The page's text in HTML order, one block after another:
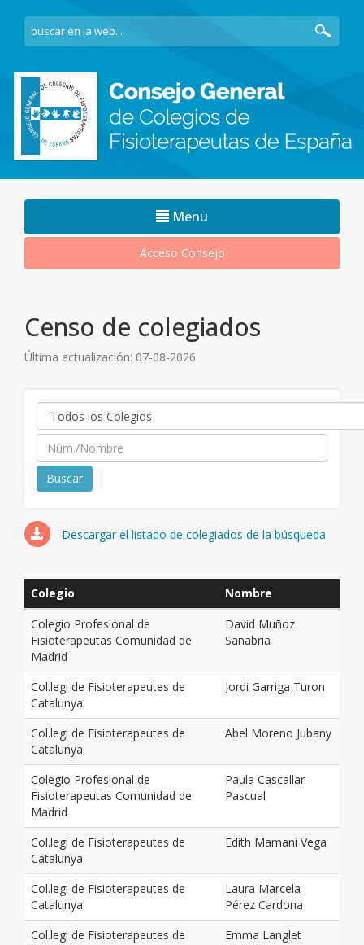
Navegacion
movil
Menu
Acceso Consejo
Censo de colegiados
Última actualización: 07-08-2026
Descargar el listado de colegiados de la búsqueda
Colegio
Nombre
Colegio Profesional de
Fisioterapeutas Comunidad de
Madrid
David Muñoz
Sanabria
Col.legi de Fisioterapeutes de
Catalunya
Jordi Garriga Turon
Col.legi de Fisioterapeutes de
Catalunya
Abel Moreno Jubany
Colegio Profesional de
Fisioterapeutas Comunidad de
Madrid
Paula Cascallar
Pascual
Col.legi de Fisioterapeutes de
Catalunya
Edith Mamani Vega
Col.legi de Fisioterapeutes de
Catalunya
Laura Marcela
Pérez Cardona
Col.legi de Fisioterapeutes de
Emma Langlet